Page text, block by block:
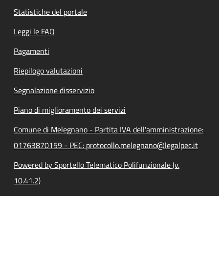
Statistiche del portale
Leggi le FAQ
Pagamenti
Riepilogo valutazioni
Segnalazione disservizio
Piano di miglioramento dei servizi
Comune di Melegnano - Partita IVA dell'amministrazione:
01763870159 - PEC: protocollo.melegnano@legalpec.it
Powered by Sportello Telematico Polifunzionale (v.
10.41.2)